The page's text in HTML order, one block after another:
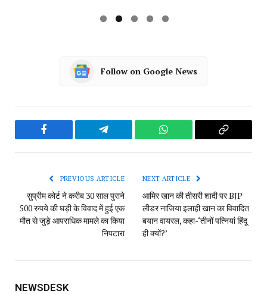
Follow on Google News
Facebook Telegram WhatsApp
Copy
PREVIOUS ARTICLE
सुप्रीम कोर्ट ने करीब 30 साल पुराने
500 रुपये की घड़ी के विवाद में हुई एक
मौत से जुड़े आपराधिक मामले का किया
निपटारा
NEXT ARTICLE
आमिर खान की तीसरी शादी पर BJP
लीडर नाजिया इलाही खान का विवादित
बयान वायरल, कहा-‘तीनों पत्नियां हिंदू
ही क्यों?’
NEWSDESK